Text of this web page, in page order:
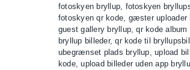
fotoskyen bryllup, fotoskyen
fotoskyen qr kode, gæster uploader
guest gallery bryllup,qr kode album
bryllup billeder,qr kode til
ubegrænset plads bryllup,upload
kode,upload billeder uden app